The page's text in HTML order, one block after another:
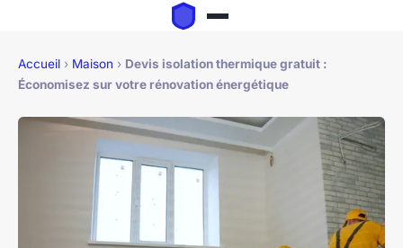
Accueil › Maison › Devis isolation thermique gratuit :
Économisez sur votre rénovation énergétique